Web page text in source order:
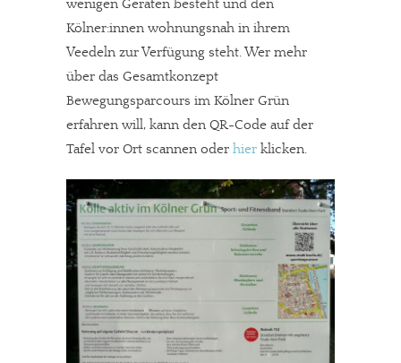
wenigen Geräten besteht und den
Kölner:innen wohnungsnah in ihrem
Veedeln zur Verfügung steht. Wer mehr
über das Gesamtkonzept
Bewegungsparcours im Kölner Grün
erfahren will, kann den QR-Code auf der
Tafel vor Ort scannen oder hier klicken.